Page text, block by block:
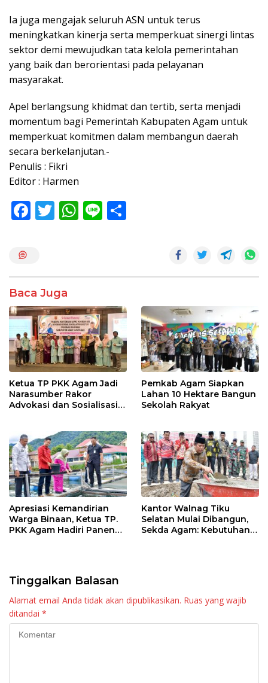
Ia juga mengajak seluruh ASN untuk terus
meningkatkan kinerja serta memperkuat sinergi lintas
sektor demi mewujudkan tata kelola pemerintahan
yang baik dan berorientasi pada pelayanan
masyarakat.
Apel berlangsung khidmat dan tertib, serta menjadi
momentum bagi Pemerintah Kabupaten Agam untuk
memperkuat komitmen dalam membangun daerah
secara berkelanjutan.-
Penulis : Fikri
Editor : Harmen
F
o
o
k
T W
p
p
Li
Baca Juga
Ketua TP PKK Agam Jadi
Narasumber Rakor
Advokasi dan Sosialisasi
Pemkab Agam Siapkan
Lahan 10 Hektare Bangun
Sekolah Rakyat
Apresiasi Kemandirian
Warga Binaan, Ketua TP.
PKK Agam Hadiri Panen
Kantor Walnag Tiku
Selatan Mulai Dibangun,
Sekda Agam: Kebutuhan
Tinggalkan Balasan
Alamat email Anda tidak akan dipublikasikan. Ruas yang wajib
ditandai *